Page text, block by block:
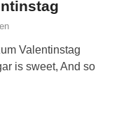
Valentinstag
is sweet, And so